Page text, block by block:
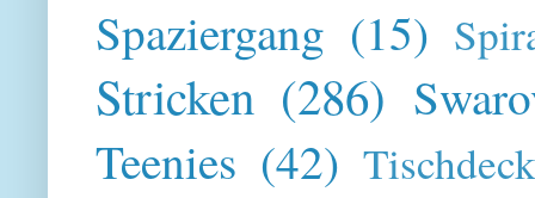
Spaziergang (15)
Stricken (286)
Teenies (42)